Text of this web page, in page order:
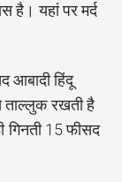
यहां पर मर्द
आबादी हिंदू
ताल्लुक रखती है
गिनती 15 फीसद